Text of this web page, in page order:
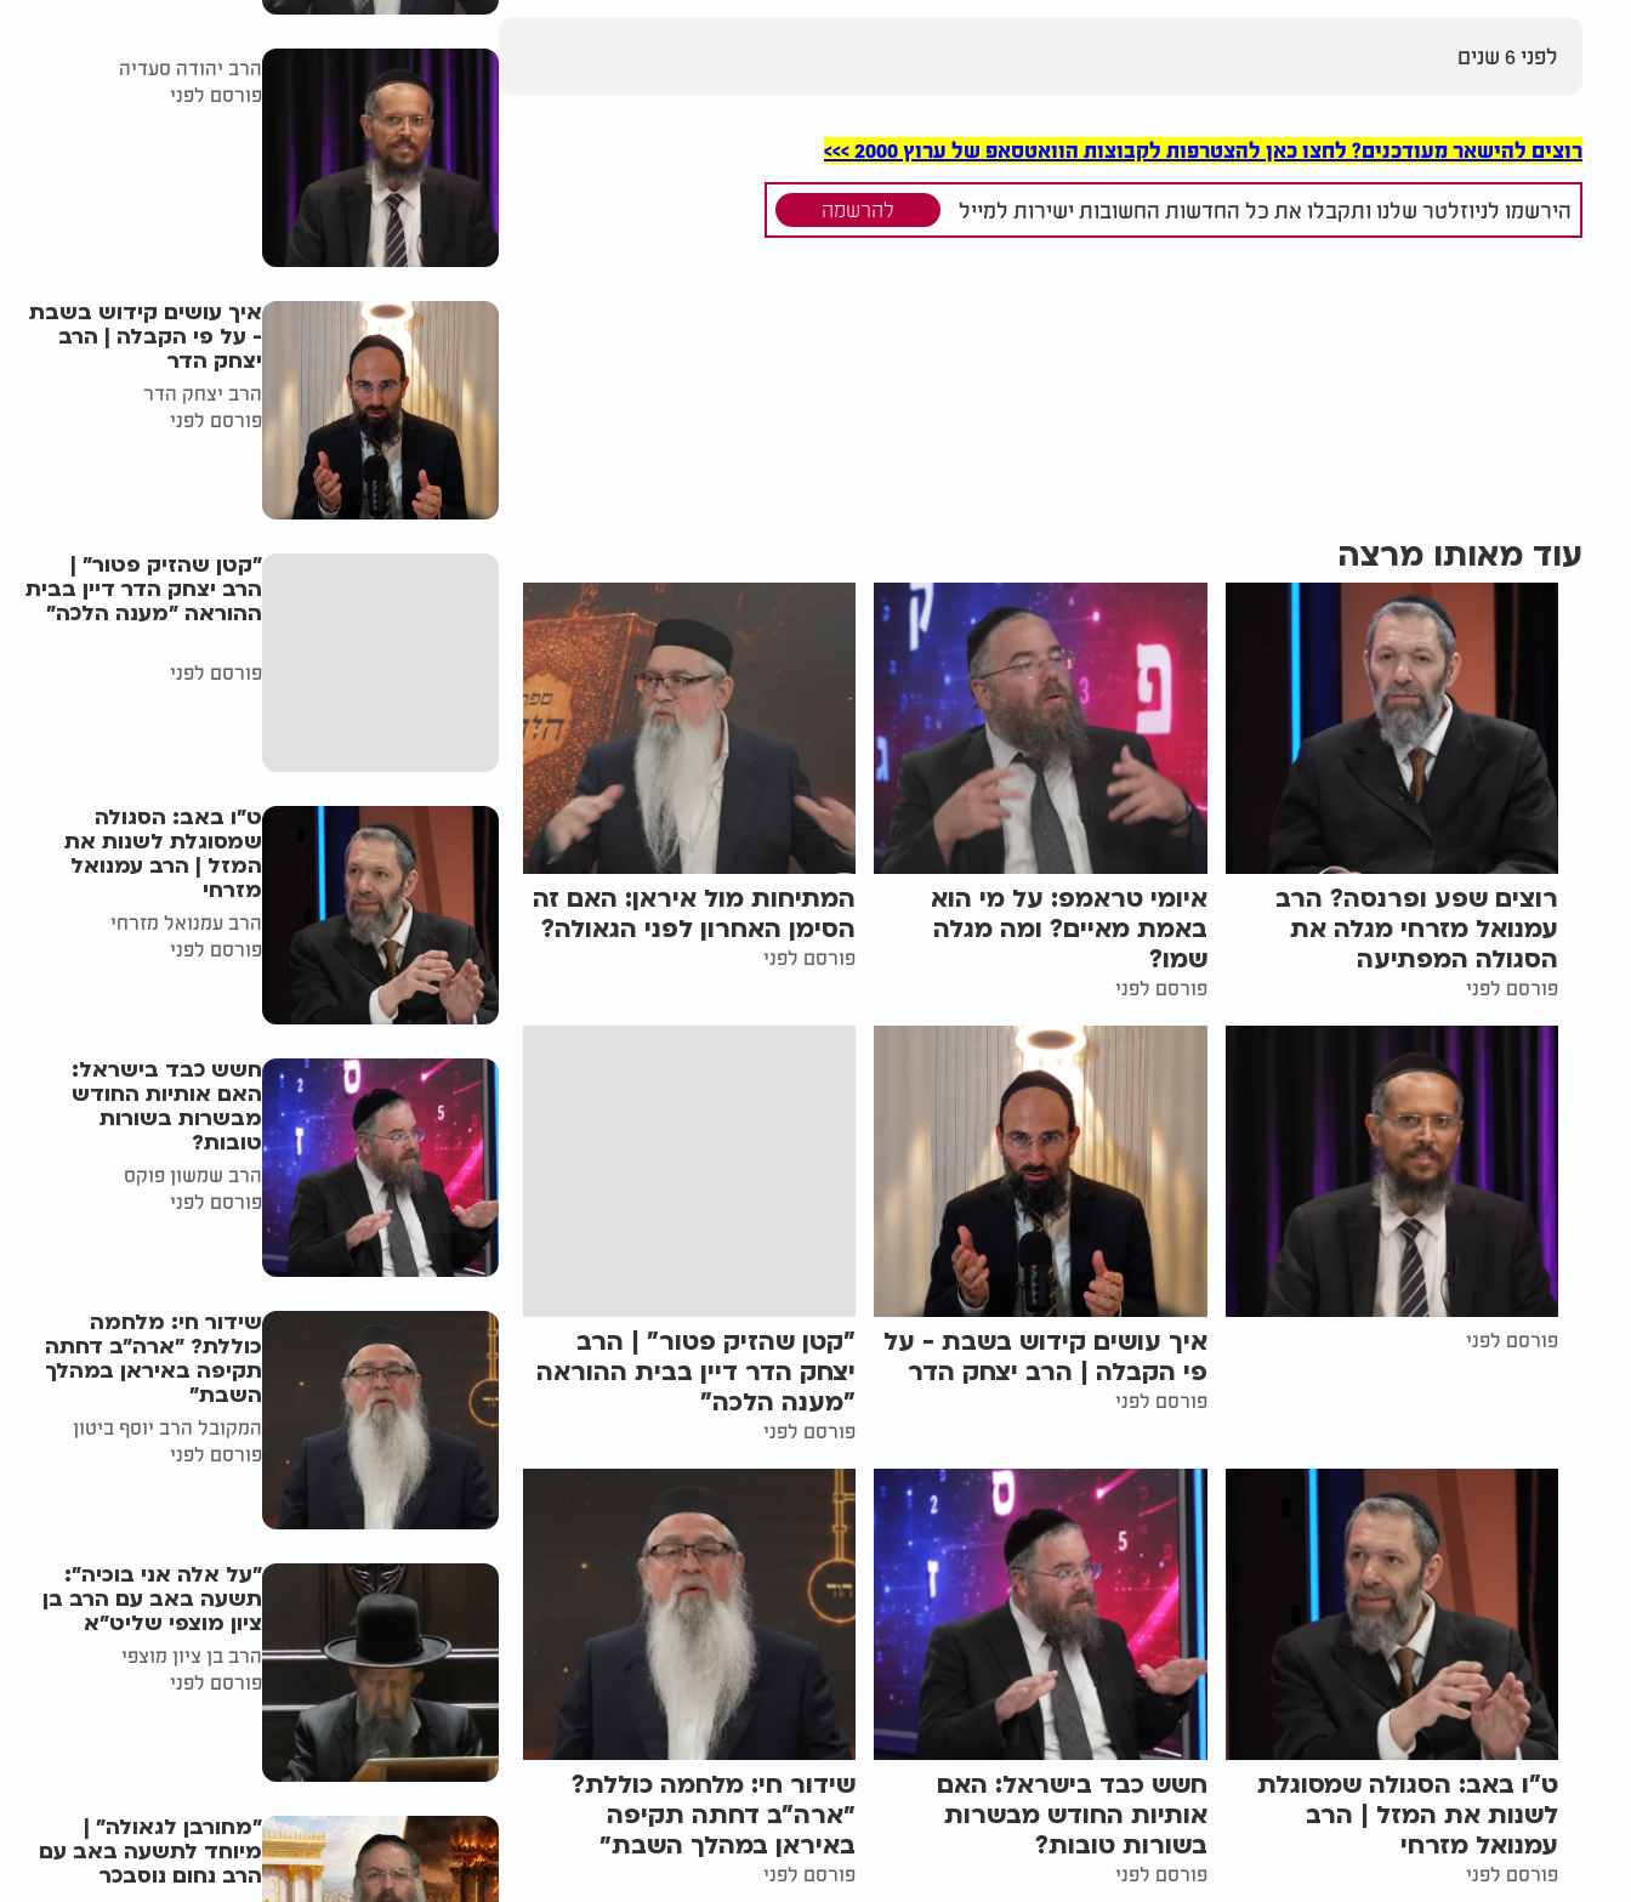
לפני 6 שנים
רוצים להישאר מעודכנים? לחצו כאן להצטרפות לקבוצות הוואטסאפ של ערוץ 2000 >>>
הירשמו לניוזלטר שלנו ותקבלו את כל החדשות החשובות ישירות למייל להרשמה
עוד מאותו מרצה
רוצים שפע ופרנסה? הרב
עמנואל מזרחי מגלה את
הסגולה המפתיעה
פורסם לפני
איומי טראמפ: על מי הוא
באמת מאיים? ומה מגלה
שמו?
פורסם לפני
המתיחות מול איראן: האם זה
הסימן האחרון לפני הגאולה?
פורסם לפני
פורסם לפני
איך עושים קידוש בשבת - על
פי הקבלה | הרב יצחק הדר
פורסם לפני
"קטן שהזיק פטור" | הרב
יצחק הדר דיין בבית ההוראה
"מענה הלכה"
פורסם לפני
ט"ו באב: הסגולה שמסוגלת
לשנות את המזל | הרב
עמנואל מזרחי
פורסם לפני
חשש כבד בישראל: האם
אותיות החודש מבשרות
בשורות טובות?
פורסם לפני
שידור חי: מלחמה כוללת?
״ארה"ב דחתה תקיפה
באיראן במהלך השבת״
פורסם לפני
הרב יהודה סעדיה
פורסם לפני
איך עושים קידוש בשבת
- על פי הקבלה | הרב
יצחק הדר
הרב יצחק הדר
פורסם לפני
"קטן שהזיק פטור" |
הרב יצחק הדר דיין בבית
ההוראה "מענה הלכה"
פורסם לפני
ט"ו באב: הסגולה
שמסוגלת לשנות את
המזל | הרב עמנואל
מזרחי
הרב עמנואל מזרחי
פורסם לפני
חשש כבד בישראל:
האם אותיות החודש
מבשרות בשורות
טובות?
הרב שמשון פוקס
פורסם לפני
שידור חי: מלחמה
כוללת? ״ארה"ב דחתה
תקיפה באיראן במהלך
השבת״
המקובל הרב יוסף ביטון
פורסם לפני
"על אלה אני בוכיה":
תשעה באב עם הרב בן
ציון מוצפי שליט"א
הרב בן ציון מוצפי
פורסם לפני
"מחורבן לגאולה" |
מיוחד לתשעה באב עם
הרב נחום נוסבכר